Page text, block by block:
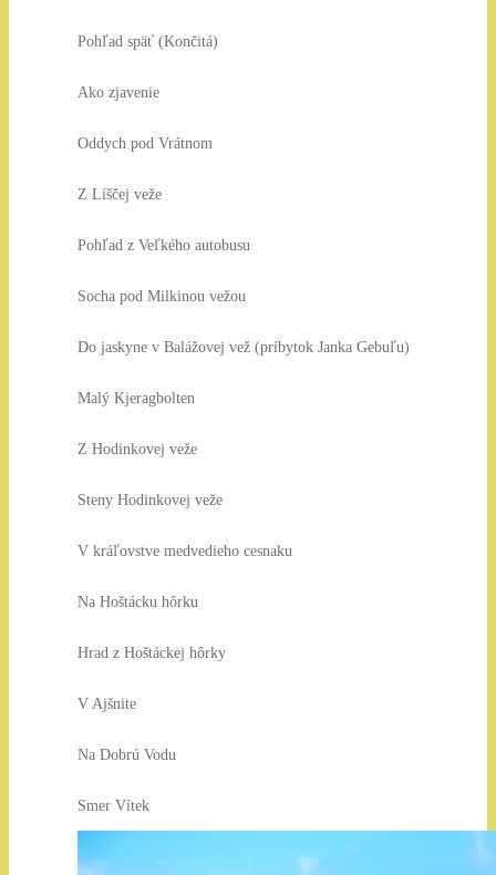
Pohľad späť (Končitá)
Ako zjavenie
Oddych pod Vrátnom
Z Líščej veže
Pohľad z Veľkého autobusu
Socha pod Milkinou vežou
Do jaskyne v Balážovej vež (príbytok Janka Gebuľu)
Malý Kjeragbolten
Z Hodinkovej veže
Steny Hodinkovej veže
V kráľovstve medvedieho cesnaku
Na Hoštácku hôrku
Hrad z Hoštáckej hôrky
V Ajšnite
Na Dobrú Vodu
Smer Vítek